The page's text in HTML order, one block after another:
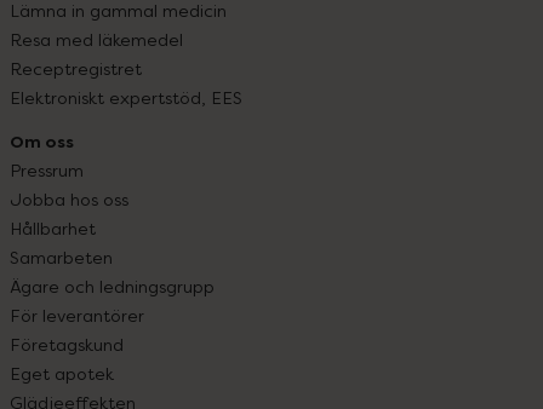
Lämna in gammal medicin
Resa med läkemedel
Receptregistret
Elektroniskt expertstöd, EES
Om oss
Pressrum
Jobba hos oss
Hållbarhet
Samarbeten
Ägare och ledningsgrupp
För leverantörer
Företagskund
Eget apotek
Glädjeeffekten